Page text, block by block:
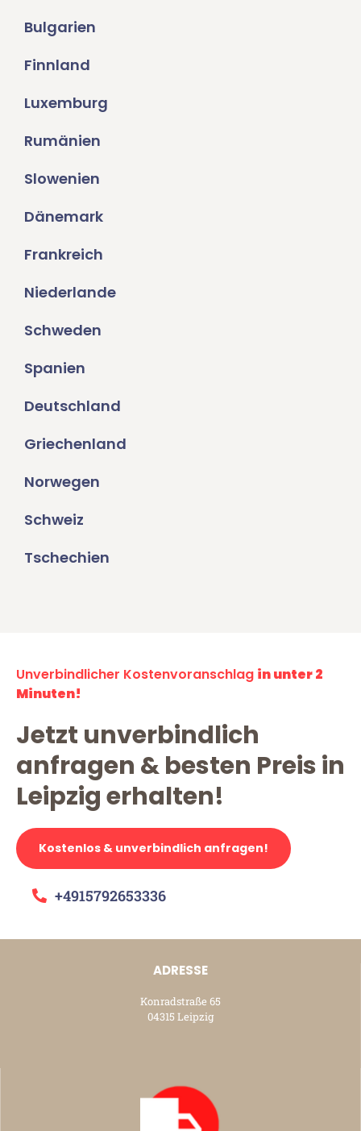
Bulgarien
Finnland
Luxemburg
Rumänien
Slowenien
Dänemark
Frankreich
Niederlande
Schweden
Spanien
Deutschland
Griechenland
Norwegen
Schweiz
Tschechien
Unverbindlicher Kostenvoranschlag in unter 2
Minuten!
Jetzt unverbindlich
anfragen & besten Preis in
Leipzig erhalten!
Kostenlos & unverbindlich anfragen!
+4915792653336
ADRESSE
Konradstraße 65
04315 Leipzig